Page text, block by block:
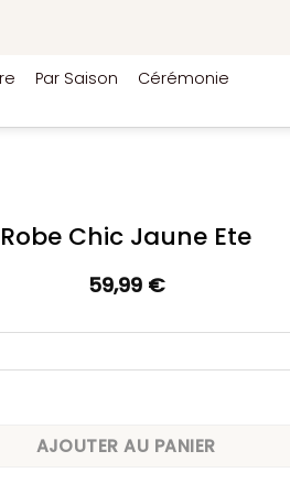
Par Saison Cérémonie
Robe Chic Jaune Ete
59,99 €
Ete
AJOUTER AU PANIER